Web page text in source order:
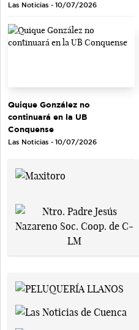
Las Noticias - 10/07/2026
Quique González no
continuará en la UB
Conquense
Las Noticias - 10/07/2026